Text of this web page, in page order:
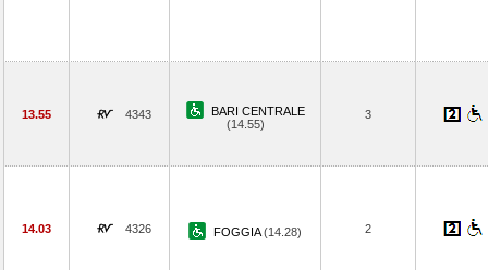
13.55 4343
BARI CENTRALE
(14.55)
3
14.03 4326 FOGGIA(14.28) 2